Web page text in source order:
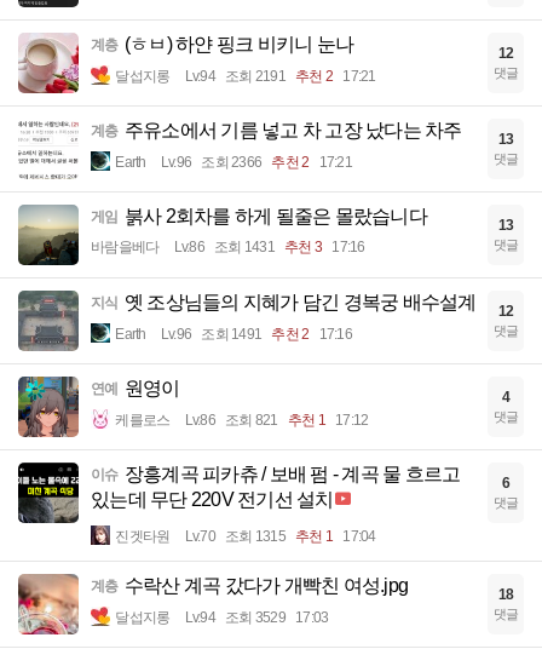
계층 (ㅎㅂ) 하얀 핑크 비키니 눈나
달섭지롱 Lv.94 조회 2191 추천 2 17:21
12
댓글
계층 주유소에서 기름 넣고 차 고장 났다는 차주
Earth Lv.96 조회 2366 추천 2 17:21
13
댓글
게임 붉사 2회차를 하게 될줄은 몰랐습니다
바람을베다 Lv.86 조회 1431 추천 3 17:16
13
댓글
지식 옛 조상님들의 지혜가 담긴 경복궁 배수설계
Earth Lv.96 조회 1491 추천 2 17:16
12
댓글
연예 원영이
케를로스 Lv.86 조회 821 추천 1 17:12
4
댓글
이슈 장흥계곡 피카츄 / 보배 펌 - 계곡 물 흐르고
있는데 무단 220V 전기선 설치
진겟타원 Lv.70 조회 1315 추천 1 17:04
6
댓글
계층 수락산 계곡 갔다가 개빡친 여성.jpg
달섭지롱 Lv.94 조회 3529 17:03
18
댓글